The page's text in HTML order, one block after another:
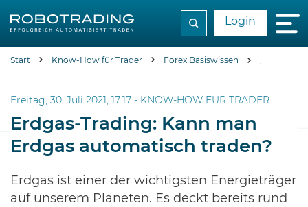
Login
Start Know-How für Trader Forex Basiswissen
Freitag, 30. Juli 2021, 17:17 - KNOW-HOW FÜR TRADER
Erdgas-Trading: Kann man
Erdgas automatisch traden?
Erdgas ist einer der wichtigsten Energieträger
auf unserem Planeten. Es deckt bereits rund